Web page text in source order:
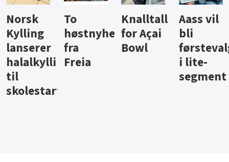
Knalltall
for Açai
Bowl
Aass vil
bli
førstevalg
i lite-
Brus og
jus fra
Berentsen
Hard
iste fra
Hansa